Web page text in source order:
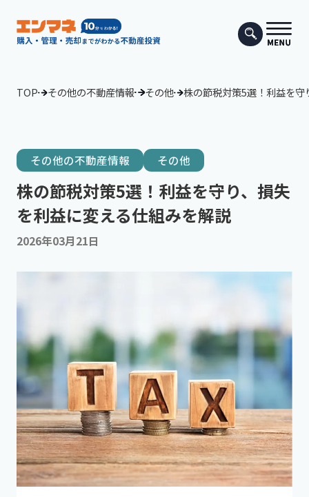
TOP その他の不動産情報 その他 株の節税対策5選！利益を
その他の不動産情報 その他
株の節税対策5選！利益を守り、損失
を利益に変える仕組みを解説
2026年03月21日